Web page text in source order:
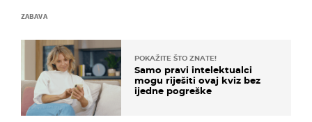
ZABAVA
POKAŽITE ŠTO ZNATE!
Samo pravi intelektualci
mogu riješiti ovaj kviz bez
ijedne pogreške